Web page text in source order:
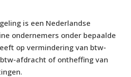
is een Nederlandse
ondernemers onder bepaalde
op vermindering van btw-
afdracht of ontheffing van